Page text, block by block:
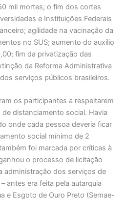
mil mortes; o fim dos cortes
e Instituições Federais
agilidade na vacinação da
no SUS; aumento do auxílio
fim da privatização das
da Reforma Administrativa
serviços públicos brasileiros.
os participantes a respeitarem
distanciamento social. Havia
onde cada pessoa deveria ficar
social mínimo de 2
foi marcada por críticas à
o processo de licitação
administração dos serviços de
antes era feita pela autarquia
e Esgoto de Ouro Preto (Semae-